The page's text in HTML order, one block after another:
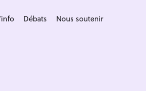
Débats Nous soutenir